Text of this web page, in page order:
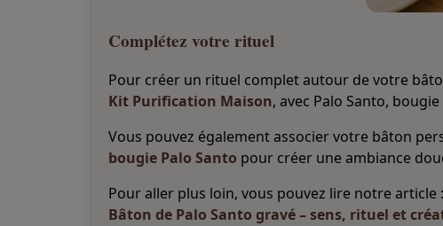
Complétez votre rituel
Pour créer un rituel complet autour de votre
Kit Purification Maison, avec Palo Santo,
Vous pouvez également associer votre bâton
bougie Palo Santo pour créer une ambiance
Pour aller plus loin, vous pouvez lire notre article :
Bâton de Palo Santo gravé – sens, rituel et